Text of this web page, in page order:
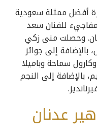
أفضل ممثلة سعودية
للفنان سعد
وحصلت منى زكي
إلى جوائز
سماحة وباميلا
بالإضافة إلى النجم
عدنان